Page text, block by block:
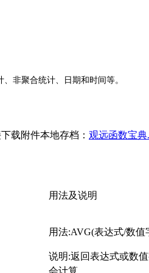
非聚合统计、日期和时间等。
载附件本地存档： 观远函数宝典
用法及说明
用法:AVG(表达式/数值
说明:返回表达式或数
会计算。